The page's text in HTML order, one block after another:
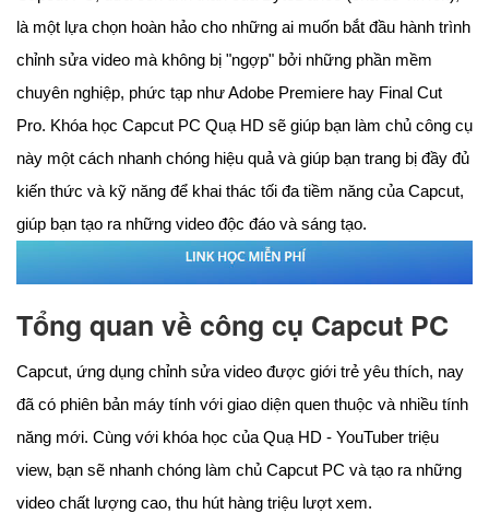
là một lựa chọn hoàn hảo cho những ai muốn bắt đầu hành trình
chỉnh sửa video mà không bị "ngợp" bởi những phần mềm
chuyên nghiệp, phức tạp như Adobe Premiere hay Final Cut
Pro. Khóa học Capcut PC Quạ HD sẽ giúp bạn làm chủ công cụ
này một cách nhanh chóng hiệu quả và giúp bạn trang bị đầy đủ
kiến thức và kỹ năng để khai thác tối đa tiềm năng của Capcut,
giúp bạn tạo ra những video độc đáo và sáng tạo.
Tổng quan về công cụ Capcut PC
Capcut, ứng dụng chỉnh sửa video được giới trẻ yêu thích, nay
đã có phiên bản máy tính với giao diện quen thuộc và nhiều tính
năng mới. Cùng với khóa học của Quạ HD - YouTuber triệu
view, bạn sẽ nhanh chóng làm chủ Capcut PC và tạo ra những
video chất lượng cao, thu hút hàng triệu lượt xem.